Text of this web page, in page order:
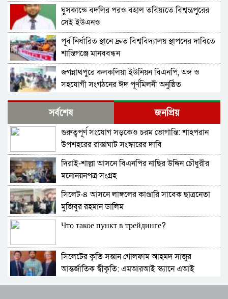
ঘুসকান্ডে বদলির পরও বহাল তবিয়্যতে বিশ্বম্ভপুরের
সেই ইউএনও
পূর্ব নির্ধারিত স্থানে দ্রুত বিশ্ববিদ্যালয় স্থাপনের দাবিতে
শান্তিগঞ্জে মানববন্ধন
জগন্নাথপুরে কলকলিয়া ইউনিয়ন বিএনপি, অঙ্গ ও
সহযোগী সংগঠনের ঈদ পূর্ণমিলনী অনুষ্ঠিত
বাংলাদেশ জামায়াতে ইসলামীর আমির ডা. শফিকুর
রহমান বলেছেন গণহত্যার বিচার করতে হবে
নিখোঁজ সংবাদ
ই-সিম বাংলাদেশে পিছিয়ে কেন?
দোয়ারায় স্বেচ্ছা সেবক লী গ নেতাসহ যু বলীগ সদস্য
গ্রে*ফতার
শহীদ মিনারে চাকরিচ্যুত বিডিআর সদস্যদের অবস্থান
আনন্দ সংসদের ৩৮তম বার্ষিক ক্রীড়া প্রতিযোগিতার
পুরস্কার বিতরণ খেলাধুলা যুব সমাজকে আনন্দ ও
উজ্জীবিত করে : খোশনূর রুবাইয়াৎ
সর্বশেষ জনপ্রিয়
গুরুত্বপূর্ণ সংযোগ সড়কেও চরম ভোগান্তি: শাহপরান
উপশহরের রাস্তাঘাট সংস্কারের দাবি
দিরাই-শাল্লা আসনে বিএনপির নাছির উদ্দিন চৌধুরীর
মনোনয়নপত্র সংগ্রহ
সিলেট-৪ আসনে লাঙ্গলের কাণ্ডারি সাবেক ছাত্রনেতা
মুজিবুর রহমান ডালিম
Что такое пункт в трейдинге?
সিলেটের কৃতি সন্তান গোলফাম আহমদ সাজুর
আন্তর্জাতিক স্বীকৃতি: এমআরআই স্ক্যানে এআই
দিরাইয়ে নাছির চৌধুরী’র পক্ষে ৩১ দফার লিফলেট